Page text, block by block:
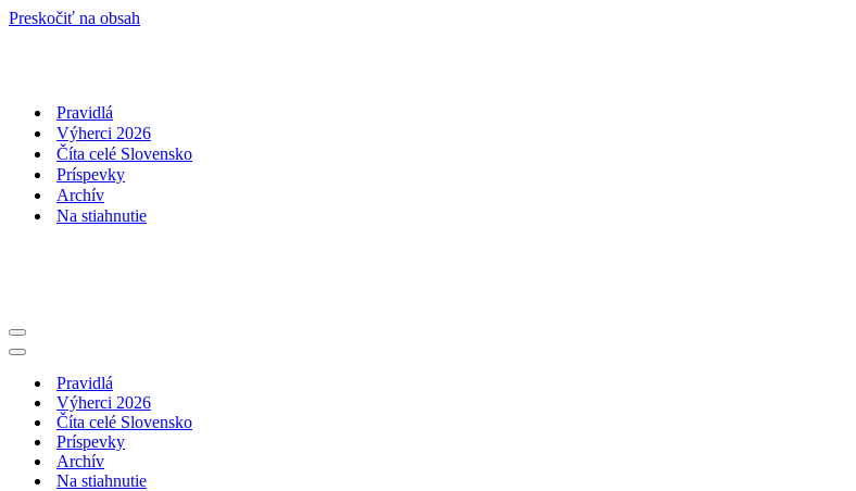
Preskočiť na obsah
Pravidlá
Výherci 2026
Číta celé Slovensko
Príspevky
Archív
Na stiahnutie
Menu
navigácie
Menu
navigáciePravidlá
Výherci 2026
Číta celé Slovensko
Príspevky
Archív
Na stiahnutie